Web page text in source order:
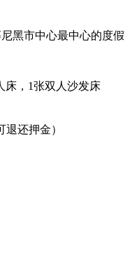
黑市中心最中心的度假
床，1张双人沙发床
退还押金）